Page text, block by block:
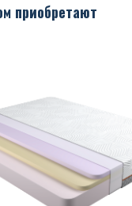
приобретают